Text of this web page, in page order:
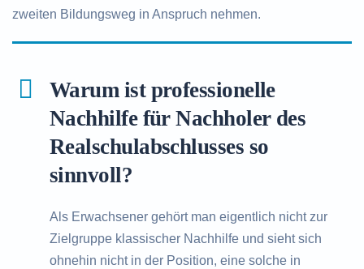
zweiten Bildungsweg in Anspruch nehmen.
Warum ist professionelle
Nachhilfe für Nachholer des
Realschulabschlusses so
sinnvoll?
Als Erwachsener gehört man eigentlich nicht zur
Zielgruppe klassischer Nachhilfe und sieht sich
ohnehin nicht in der Position, eine solche in